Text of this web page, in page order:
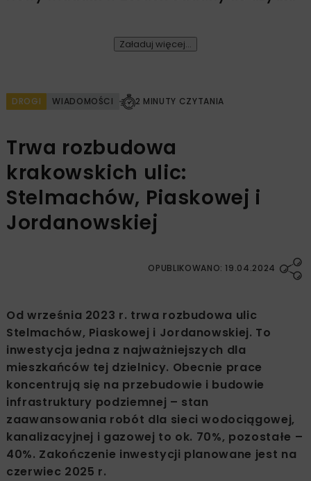
Załaduj więcej...
DROGI WIADOMOŚCI 2 MINUTY CZYTANIA
Trwa rozbudowa
krakowskich ulic:
Stelmachów, Piaskowej i
Jordanowskiej
OPUBLIKOWANO: 19.04.2024
Od września 2023 r. trwa rozbudowa ulic
Stelmachów, Piaskowej i Jordanowskiej. To
inwestycja jedna z najważniejszych dla
mieszkańców tej dzielnicy. Obecnie prace
koncentrują się na przebudowie i budowie
infrastruktury podziemnej – stan
zaawansowania robót dla sieci wodociągowej,
kanalizacyjnej i gazowej to ok. 70%, pozostałe –
40%. Zakończenie inwestycji planowane jest na
czerwiec 2025 r.